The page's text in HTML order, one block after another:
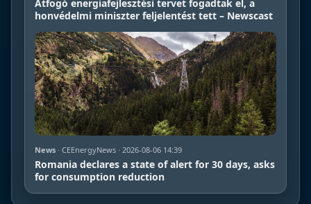
Átfogó energiafejlesztési tervet fogadtak el, a
honvédelmi miniszter feljelentést tett – Newscast
News · CEEnergyNews · 2026-08-06 14:39
Romania declares a state of alert for 30 days, asks
for consumption reduction